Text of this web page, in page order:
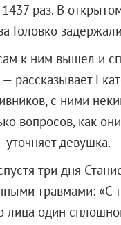
раз. В
Головко
к ним вышел и
рассказывает
с ними
вопросов, как
девушка.
три дня
травмами:
лица один